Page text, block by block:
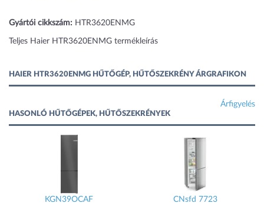
Gyártói cikkszám: HTR3620ENMG
Teljes Haier HTR3620ENMG termékleírás
HAIER HTR3620ENMG HŰTŐGÉP, HŰTŐSZEKRÉNY ÁRGRAFIKON
Árfigyelés
HASONLÓ HŰTŐGÉPEK, HŰTŐSZEKRÉNYEK
KGN39OCAF CNsfd 7723